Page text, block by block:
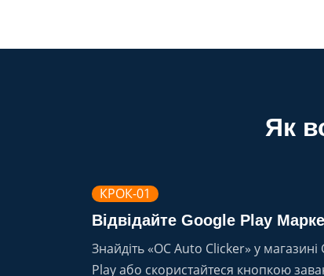
Як
КРОК-01
Відвідайте Google Play
Знайдіть «OC Auto Clicker» у магазині
Play або скористайтеся кнопкою